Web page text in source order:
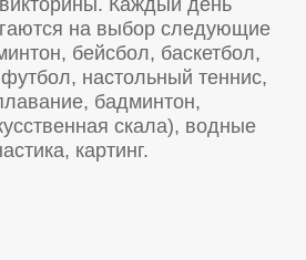
на выбор следующие
бейсбол, баскетбол,
настольный теннис,
бадминтон,
скала), водные
картинг.